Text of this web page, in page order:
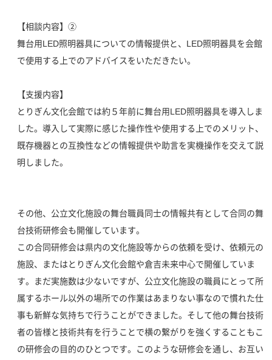
【相談内容】②
舞台用LED照明器具についての情報提供と、LED照明器具を会館
で使用する上でのアドバイスをいただきたい。
【支援内容】
とりぎん文化会館では約５年前に舞台用LED照明器具を導入しま
した。導入して実際に感じた操作性や使用する上でのメリット、
既存機器との互換性などの情報提供や助言を実機操作を交えて説
明しました。
その他、公立文化施設の舞台職員同士の情報共有として合同の舞
台技術研修会も開催しています。
この合同研修会は県内の文化施設等からの依頼を受け、依頼元の
施設、またはとりぎん文化会館や倉吉未来中心で開催していま
す。まだ実施数は少ないですが、公立文化施設の職員にとって所
属するホール以外の場所での作業はあまりない事なので慣れた仕
事も新鮮な気持ちで行うことができました。そして他の舞台技術
者の皆様と技術共有を行うことで横の繋がりを強くすることもこ
の研修会の目的のひとつです。このような研修会を通し、お互い